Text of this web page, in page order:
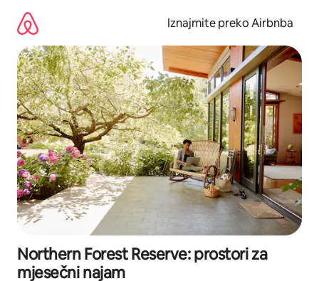
sadržaj
Iznajmite preko Airbnba
Northern Forest Reserve: prostori za
mjesečni najam